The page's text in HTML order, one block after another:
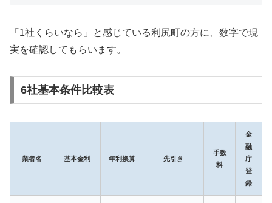
「1社くらいなら」と感じている利尻町の方に、数字で現
実を確認してもらいます。
6社基本条件比較表
業者名 基本金利 年利換算 先引き
手数
料
金
融
庁
登
録